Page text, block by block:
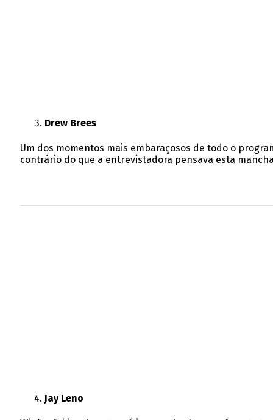
Drew Brees
Um dos momentos mais embaraçosos de todo o
contrário do que a entrevistadora pensava esta
Jay Leno